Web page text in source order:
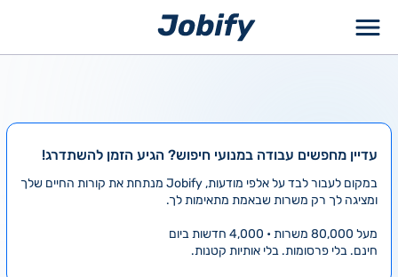
עדיין מחפשים עבודה במנועי חיפוש? הגיע הזמן להשתדרג!
במקום לעבור לבד על אלפי מודעות, Jobify מנתחת את קורות החיים שלך
ומציגה לך רק משרות שבאמת מתאימות לך.
מעל 80,000 משרות • 4,000 חדשות ביום
חינם. בלי פרסומות. בלי אותיות קטנות.